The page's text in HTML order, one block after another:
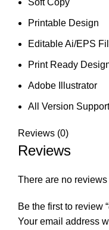
Printable Design
Editable Ai/EPS
Print Ready
Adobe Illustrator
All Version
Reviews (0)
Reviews
There are no reviews
Be the first to review
Your email address